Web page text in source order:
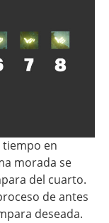
tiempo en
morada se
del cuarto.
de antes
deseada.